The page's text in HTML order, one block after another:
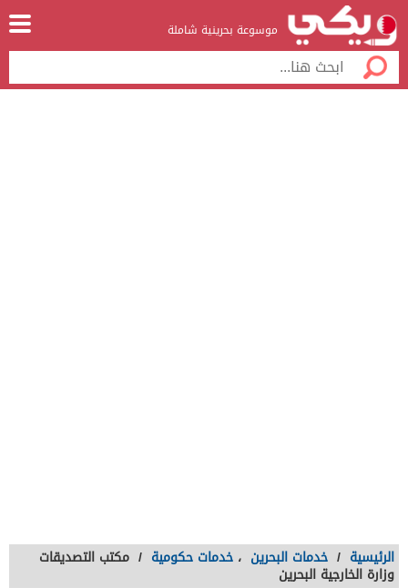
موسوعة بحرينية شاملة
الرئيسية / خدمات البحرين ، خدمات حكومية / مكتب التصديقات
وزارة الخارجية البحرين